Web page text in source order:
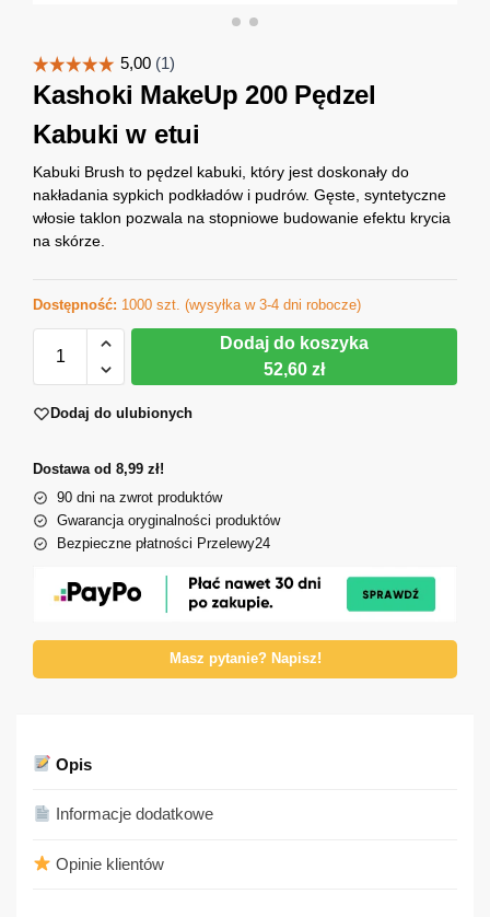
Kashoki MakeUp 200 Pędzel
Kabuki w etui
Kabuki Brush to pędzel kabuki, który jest doskonały do
nakładania sypkich podkładów i pudrów. Gęste, syntetyczne
włosie taklon pozwala na stopniowe budowanie efektu krycia
na skórze.
Dostępność: 1000 szt. (wysyłka w 3-4 dni robocze)
Dodaj do koszyka
52,60 zł
Dodaj do ulubionych
Dostawa od 8,99 zł!
90 dni na zwrot produktów
Gwarancja oryginalności produktów
Bezpieczne płatności Przelewy24
Masz pytanie? Napisz!
Opis
Informacje dodatkowe
Opinie klientów